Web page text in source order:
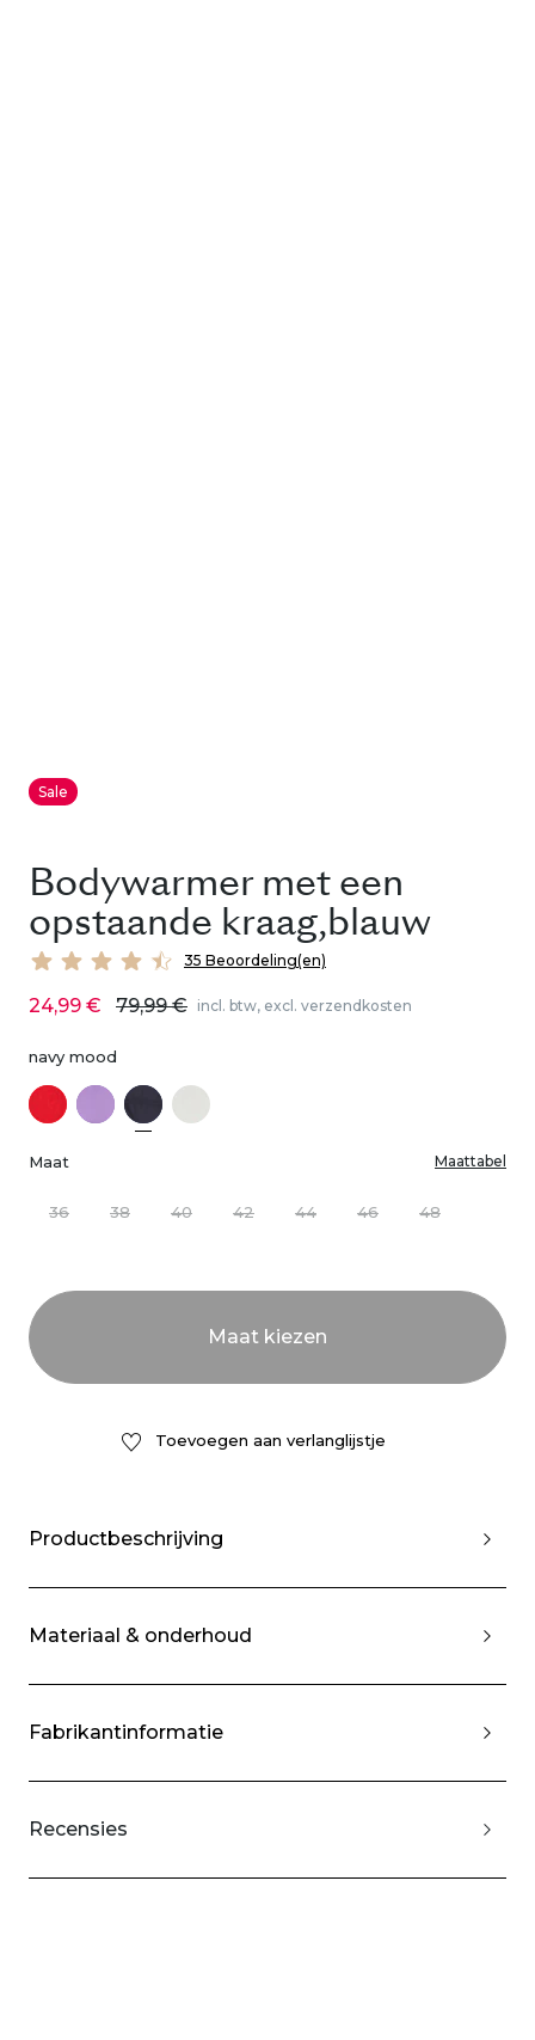
Sale
Bodywarmer met een
opstaande kraag,blauw
35 Beoordeling(en)
24,99 € 79,99 € incl. btw, excl. verzendkosten
navy mood
Maat Maattabel
36 38 40 42 44 46 48
Toevoegen aan verlanglijstje
Productbeschrijving
Materiaal & onderhoud
Fabrikantinformatie
Recensies